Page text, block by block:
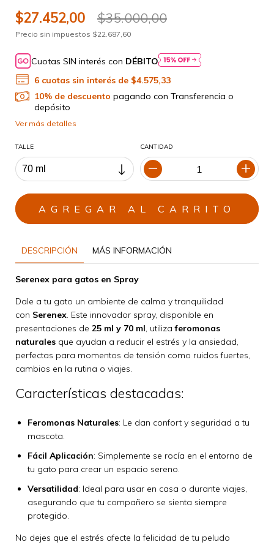
$27.452,00 $35.000,00
Precio sin impuestos $22.687,60
Cuotas SIN interés con DÉBITO
6 cuotas sin interés de $4.575,33
10% de descuento pagando con Transferencia o
depósito
Ver más detalles
TALLE CANTIDAD
DESCRIPCIÓN MÁS INFORMACIÓN
Serenex para gatos en Spray
Dale a tu gato un ambiente de calma y tranquilidad
con Serenex. Este innovador spray, disponible en
presentaciones de 25 ml y 70 ml, utilizaferomonas
naturales que ayudan a reducir el estrés y la ansiedad,
perfectas para momentos de tensión como ruidos fuertes,
cambios en la rutina o viajes.
Características destacadas:
Feromonas Naturales: Le dan confort y seguridad a tu
mascota.
Fácil Aplicación: Simplemente se rocía en el entorno de
tu gato para crear un espacio sereno.
Versatilidad: Ideal para usar en casa o durante viajes,
asegurando que tu compañero se sienta siempre
protegido.
No dejes que el estrés afecte la felicidad de tu peludo